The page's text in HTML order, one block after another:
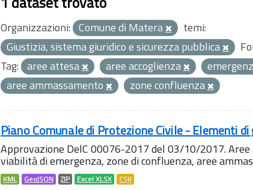
Organizzazioni: Comune di Matera
temi:
Giustizia, sistema giuridico e sicurezza pubblica
Tag: aree attesa aree accoglienza
aree ammassamento
zone confluenza
Piano Comunale di Protezione Civile - Elementi
Approvazione DelC 00076-2017 del 03/10/2017. Aree
viabilità di emergenza, zone di confluenza, aree
KML GeoJSON ZIP Excel XLSX CSV